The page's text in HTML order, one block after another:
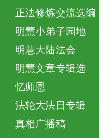
正法修炼交流选编
明慧小弟子园地
明慧大陆法会
明慧文章专辑选
忆师恩
法轮大法日专辑
真相广播稿